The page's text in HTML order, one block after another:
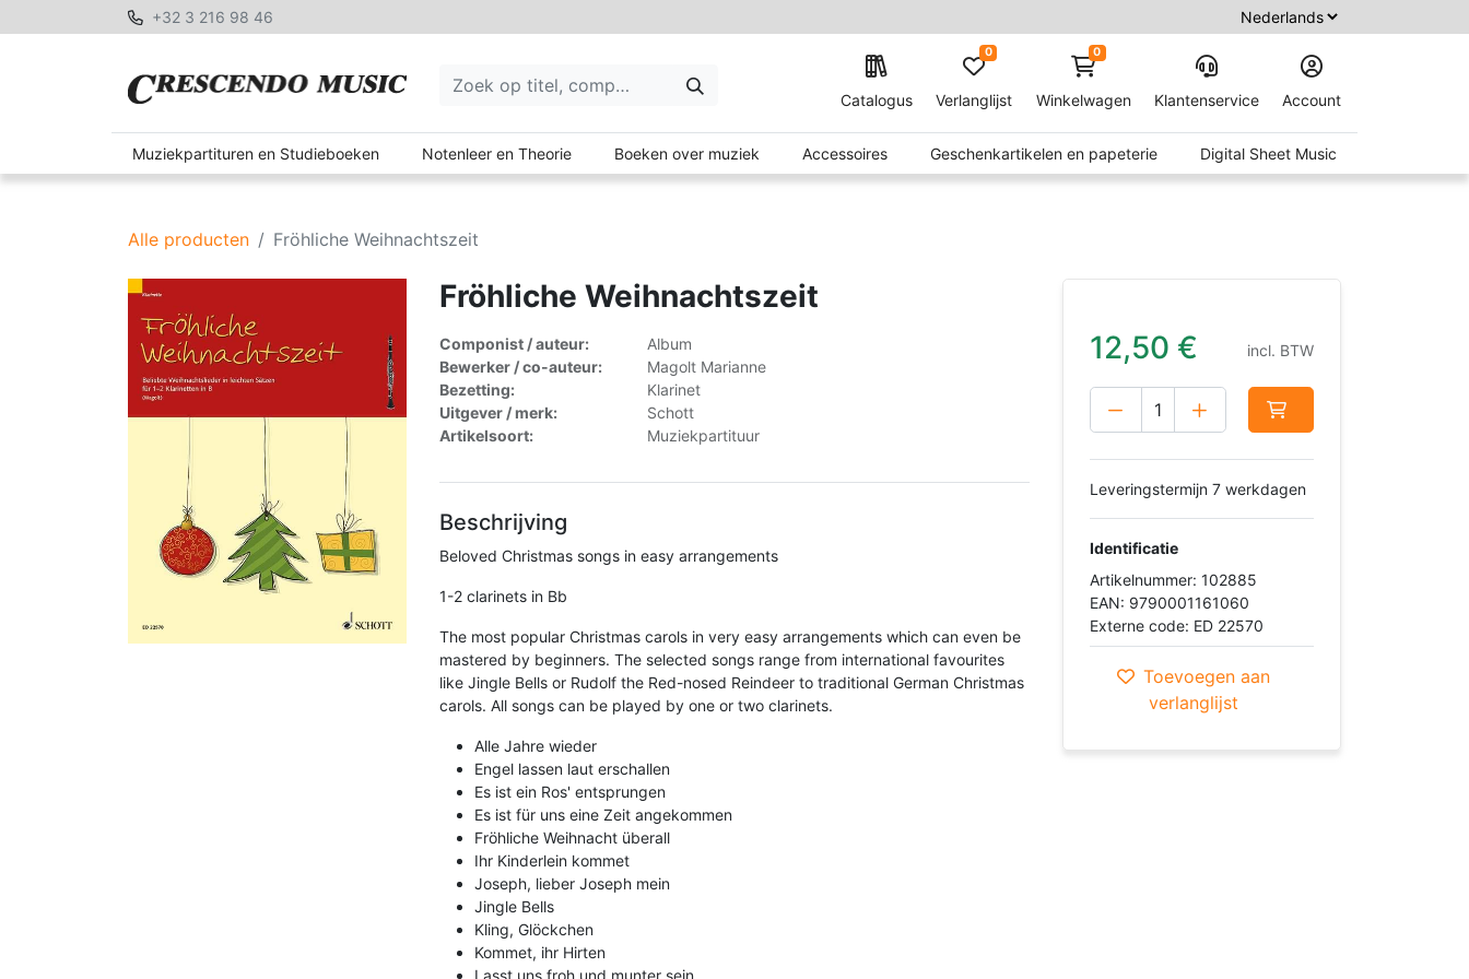
+32 3 216 98 46
Catalogus Verlanglijst
0 0
Winkelwagen Klantenservice Account
Muziekpartituren en Studieboeken Notenleer en Theorie Boeken over muziek Accessoires Geschenkartikelen en papeterie Digital Sheet Music
Alle producten Fröhliche Weihnachtszeit
Fröhliche Weihnachtszeit
Componist / auteur:
Album
Bewerker / co-auteur:
Magolt Marianne
Bezetting:
Klarinet
Uitgever / merk:
Schott
Artikelsoort:
Muziekpartituur
Beschrijving
Beloved Christmas songs in easy arrangements
1-2 clarinets in Bb
The most popular Christmas carols in very easy arrangements which can even be
mastered by beginners. The selected songs range from international favourites
like Jingle Bells or Rudolf the Red-nosed Reindeer to traditional German Christmas
carols. All songs can be played by one or two clarinets.
Alle Jahre wieder
Engel lassen laut erschallen
Es ist ein Ros' entsprungen
Es ist für uns eine Zeit angekommen
Fröhliche Weihnacht überall
Ihr Kinderlein kommet
Joseph, lieber Joseph mein
Jingle Bells
Kling, Glöckchen
Kommet, ihr Hirten
Lasst uns froh und munter sein
12,50 € incl. BTW
Leveringstermijn 7 werkdagen
Identificatie
Artikelnummer: 102885
EAN: 9790001161060
Externe code: ED 22570
Toevoegen aan
verlanglijst